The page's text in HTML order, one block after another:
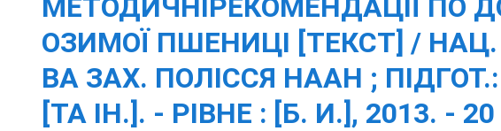
МЕТОДИЧНІРЕКОМЕНДАЦІЇ ПО
ОЗИМОЇ ПШЕНИЦІ [ТЕКСТ] / НАЦ.
ВА ЗАХ. ПОЛІССЯ НААН ;
[ТА ІН.]. - РІВНЕ : [Б. И.], 2013. -